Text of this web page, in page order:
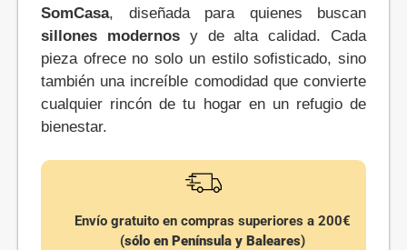
SomCasa, diseñada para quienes buscan
sillones modernosy de alta calidad. Cada
pieza ofrece no solo un estilo sofisticado, sino
también una increíble comodidad que convierte
cualquier rincón de tu hogar en un refugio de
bienestar.
Envío gratuito en compras superiores a 200€
(sólo en Península y Baleares)